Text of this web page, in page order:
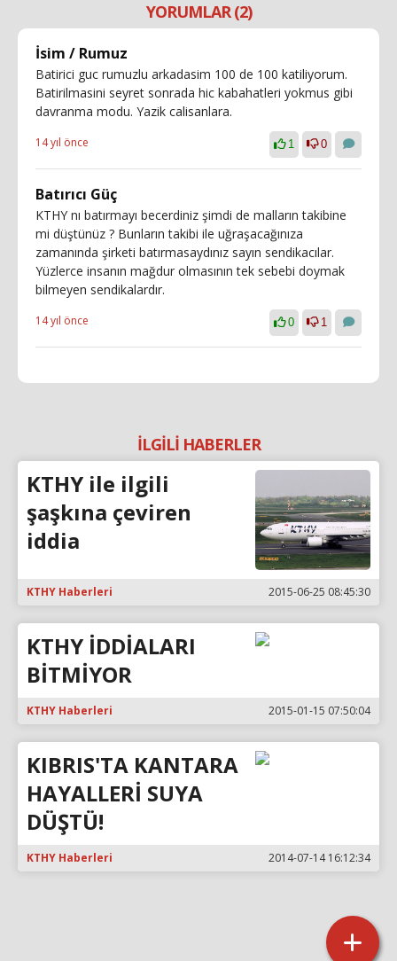
YORUMLAR (2)
İsim / Rumuz
Batirici guc rumuzlu arkadasim 100 de 100 katiliyorum.
Batirilmasini seyret sonrada hic kabahatleri yokmus gibi
davranma modu. Yazik calisanlara.
14 yıl önce 1 0
Batırıcı Güç
KTHY nı batırmayı becerdiniz şimdi de malların takibine
mi düştünüz ? Bunların takibi ile uğraşacağınıza
zamanında şirketi batırmasaydınız sayın sendikacılar.
Yüzlerce insanın mağdur olmasının tek sebebi doymak
bilmeyen sendikalardır.
14 yıl önce 0 1
İLGİLİ HABERLER
KTHY ile ilgili
şaşkına çeviren
iddia
KTHY Haberleri 2015-06-25 08:45:30
KTHY İDDİALARI
BİTMİYOR
KTHY Haberleri 2015-01-15 07:50:04
KIBRIS'TA KANTARA
HAYALLERİ SUYA
DÜŞTÜ!
KTHY Haberleri 2014-07-14 16:12:34